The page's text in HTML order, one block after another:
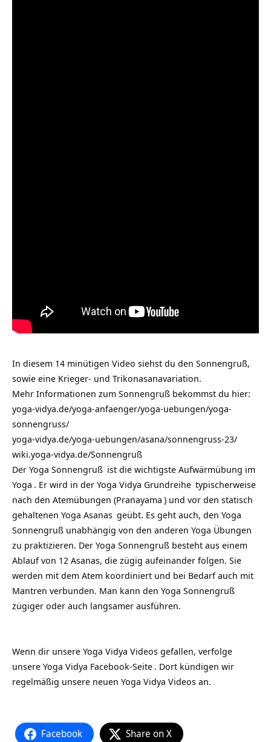
In diesem 14 minütigen Video siehst du den Sonnengruß,
sowie eine Krieger- und Trikonasanavariation.
Mehr Informationen zum Sonnengruß bekommst du hier:
yoga-vidya.de/yoga-anfaenger/yoga-uebungen/yoga-
sonnengruss/
yoga-vidya.de/yoga-uebungen/asana/sonnengruss-23/
wiki.yoga-vidya.de/Sonnengruß
Der Yoga Sonnengruß ist die wichtigste Aufwärmübung im
Yoga . Er wird in der Yoga Vidya Grundreihe typischerweise
nach den Atemübungen (Pranayama ) und vor den statisch
gehaltenen Yoga Asanas geübt. Es geht auch, den Yoga
Sonnengruß unabhängig von den anderen Yoga Übungen
zu praktizieren. Der Yoga Sonnengruß besteht aus einem
Ablauf von 12 Asanas, die zügig aufeinander folgen. Sie
werden mit dem Atem koordiniert und bei Bedarf auch mit
Mantren verbunden. Man kann den Yoga Sonnengruß
zügiger oder auch langsamer ausführen.
Wenn dir unsere Yoga Vidya Videos gefallen, verfolge
unsere Yoga Vidya Facebook-Seite . Dort kündigen wir
regelmäßig unsere neuen Yoga Vidya Videos an.
Facebook Share on X